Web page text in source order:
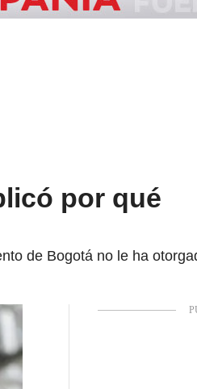
por qué
de Bogotá no le ha